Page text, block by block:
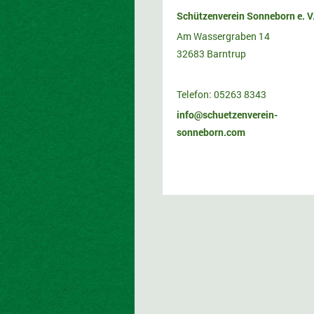
Schützenverein Sonneborn e.
Am Wassergraben 14
32683 Barntrup
Telefon: 05263 8343
info@schuetzenverein-
sonneborn.com